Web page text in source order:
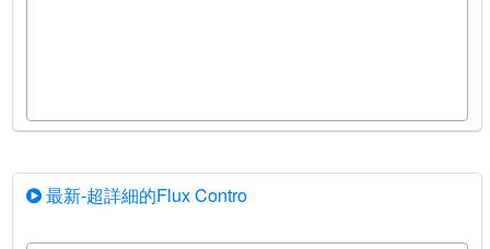
最新-超詳細的Flux Contro